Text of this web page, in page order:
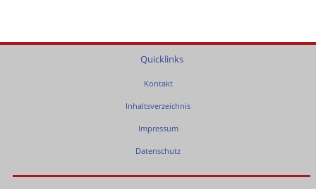
Quicklinks
Kontakt
Inhaltsverzeichnis
Impressum
Datenschutz